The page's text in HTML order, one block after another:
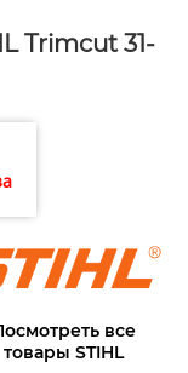
Trimcut 31-
все
товары STIHL